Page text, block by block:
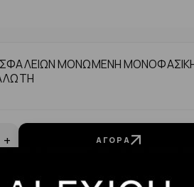
ΜΟΝΩΜΕΝΗ
+ ΑΓΟΡΆ
1.94€